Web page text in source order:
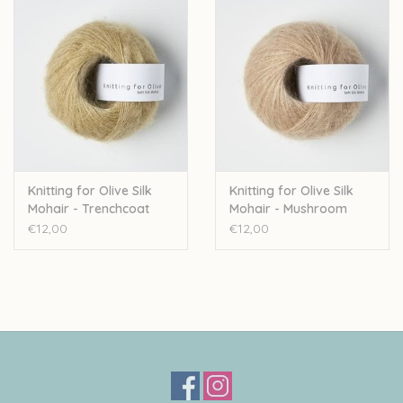
Knitting for Olive Silk
Mohair - Trenchcoat
€12,00
Knitting for Olive Silk
Mohair - Mushroom
Rose
€12,00